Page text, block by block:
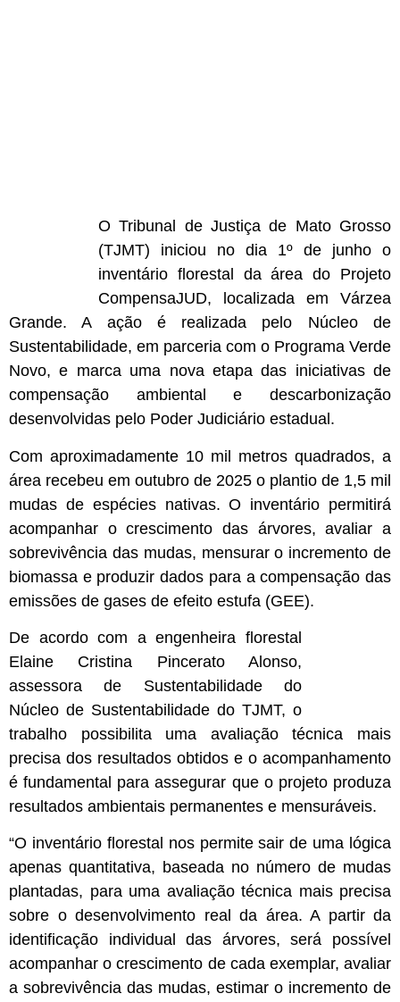
O Tribunal de Justiça de Mato Grosso
(TJMT) iniciou no dia 1º de junho o
inventário florestal da área do Projeto
CompensaJUD, localizada em Várzea
Grande. A ação é realizada pelo Núcleo de
Sustentabilidade, em parceria com o Programa Verde
Novo, e marca uma nova etapa das iniciativas de
compensação ambiental e descarbonização
desenvolvidas pelo Poder Judiciário estadual.
Com aproximadamente 10 mil metros quadrados, a
área recebeu em outubro de 2025 o plantio de 1,5 mil
mudas de espécies nativas. O inventário permitirá
acompanhar o crescimento das árvores, avaliar a
sobrevivência das mudas, mensurar o incremento de
biomassa e produzir dados para a compensação das
emissões de gases de efeito estufa (GEE).
De acordo com a engenheira florestal
Elaine Cristina Pincerato Alonso,
assessora de Sustentabilidade do
Núcleo de Sustentabilidade do TJMT, o
trabalho possibilita uma avaliação técnica mais
precisa dos resultados obtidos e o acompanhamento
é fundamental para assegurar que o projeto produza
resultados ambientais permanentes e mensuráveis.
“O inventário florestal nos permite sair de uma lógica
apenas quantitativa, baseada no número de mudas
plantadas, para uma avaliação técnica mais precisa
sobre o desenvolvimento real da área. A partir da
identificação individual das árvores, será possível
acompanhar o crescimento de cada exemplar, avaliar
a sobrevivência das mudas, estimar o incremento de